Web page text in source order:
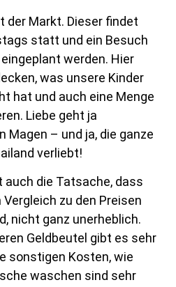
der Markt. Dieser findet
statt und ein Besuch
werden. Hier
was unsere Kinder
hat und auch eine Menge
Liebe geht ja
Magen – und ja, die ganze
verliebt!
auch die Tatsache, dass
zu den Preisen
nicht ganz unerheblich.
Geldbeutel gibt es sehr
sonstigen Kosten, wie
waschen sind sehr